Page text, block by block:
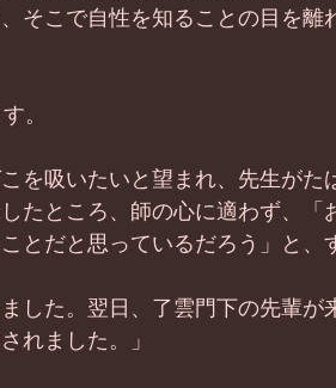
そこで自性を知ることの目を離
。
を吸いたいと望まれ、先生がた
たところ、師の心に適わず、「
とだと思っているだろう」と、
した。翌日、了雲門下の先輩が
れました。」